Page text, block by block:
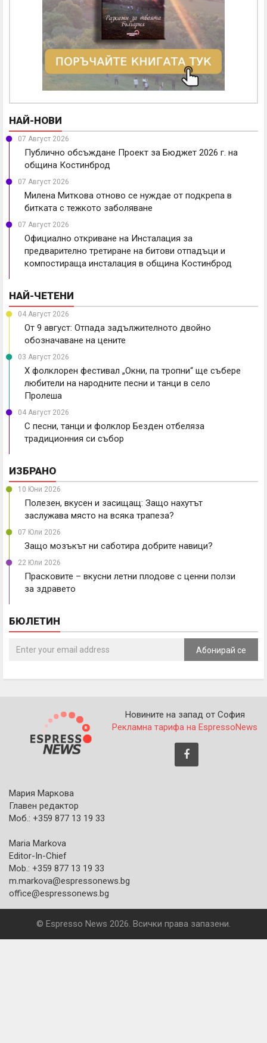
НАЙ-НОВИ
07 Август 2026
Публично обсъждане Проект за Бюджет 2026 г. на
община Костинброд
07 Август 2026
Милена Миткова отново се нуждае от подкрепа в
битката с тежкото заболяване
07 Август 2026
Официално откриване на Инсталация за
предварително третиране на битови отпадъци и
компостираща инсталация в община Костинброд
НАЙ-ЧЕТЕНИ
04 Август 2026
От 9 август: Отпада задължителното двойно
обозначаване на цените
03 Август 2026
X фолклорен фестивал „Окни, па тропни“ ще събере
любители на народните песни и танци в село
Пролеша
04 Август 2026
С песни, танци и фолклор Безден отбеляза
традиционния си събор
ИЗБРАНО
10 Юни 2026
Полезен, вкусен и засищащ: Защо нахутът
заслужава място на всяка трапеза?
07 Юли 2026
Защо мозъкът ни саботира добрите навици?
22 Юли 2026
Прасковите – вкусни летни плодове с ценни ползи
за здравето
БЮЛЕТИН
Абонирай се
Новините на запад от София
Рекламна тарифа на EspressoNews
Мария Маркова
Главен редактор
Моб.: +359 877 13 19 33
Maria Markova
Editor-In-Chief
Mob.: +359 877 13 19 33
m.markova@espressonews.bg
office@espressonews.bg
© Espresso News 2026. Всички права запазени.